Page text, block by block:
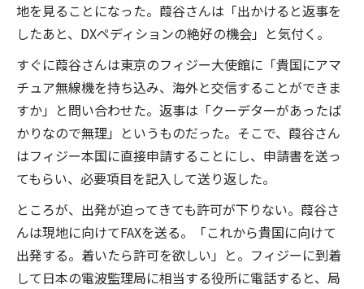
地を見ることになった。葭谷さんは「出かけると返事を
したあと、DXペディションの絶好の機会」と気付く。
すぐに葭谷さんは東京のフィジー大使館に「貴国にアマ
チュア無線機を持ち込み、海外と交信することができま
すか」と問い合わせた。返事は「クーデターがあったば
かりなので無理」というものだった。そこで、葭谷さん
はフィジー本国に直接申請することにし、申請書を送っ
てもらい、必要項目を記入して送り返した。
ところが、出発が迫ってきても許可が下りない。葭谷さ
んは現地に向けてFAXを送る。「これから貴国に向けて
出発する。着いたら許可を欲しい」と。フィジーに到着
して日本の電波監理局に相当する役所に電話すると、局